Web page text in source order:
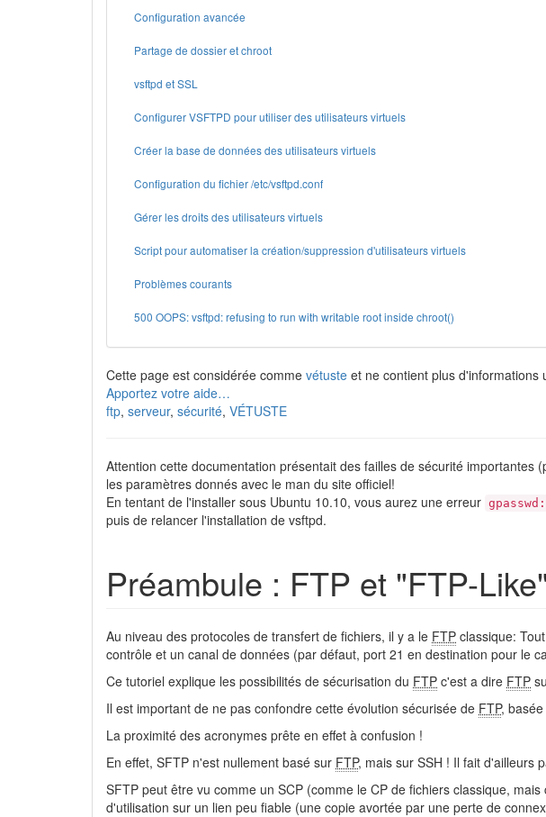
Configuration avancée
Partage de dossier et chroot
vsftpd et SSL
Configurer VSFTPD pour utiliser des utilisateurs virtuels
Créer la base de données des utilisateurs virtuels
Configuration du fichier /etc/vsftpd.conf
Gérer les droits des utilisateurs virtuels
Script pour automatiser la création/suppression d'utilisateurs virtuels
Problèmes courants
500 OOPS: vsftpd: refusing to run with writable root inside chroot()
Cette page est considérée comme vétuste et ne contient plus d'informations
Apportez votre aide…
ftp, serveur, sécurité, VÉTUSTE
Attention cette documentation présentait des failles de sécurité
les paramètres donnés avec le man du site officiel!
En tentant de l'installer sous Ubuntu 10.10, vous aurez une erreur
puis de relancer l'installation de vsftpd.
Préambule : FTP et "FTP-
Au niveau des protocoles de transfert de fichiers, il y a le FTP classique:
contrôle et un canal de données (par défaut, port 21 en destination pour le
Ce tutoriel explique les possibilités de sécurisation du FTP c'est a dire FTP
Il est important de ne pas confondre cette évolution sécurisée de FTP,
La proximité des acronymes prête en effet à confusion !
En effet, SFTP n'est nullement basé sur FTP, mais sur SSH ! Il fait d'ailleurs
SFTP peut être vu comme un SCP (comme le CP de fichiers classique,
d'utilisation sur un lien peu fiable (une copie avortée par une perte de